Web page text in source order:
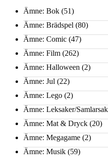
Ämne: Bok (51)
Ämne: Brädspel (80)
Ämne: Comic (47)
Ämne: Film (262)
Ämne: Halloween (2)
Ämne: Jul (22)
Ämne: Lego (2)
Ämne: Leksaker/
Ämne: Mat & Dryck (20)
Ämne: Megagame (2)
Ämne: Musik (59)